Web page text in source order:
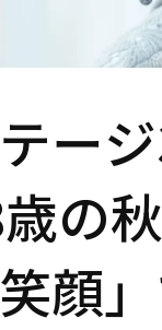
ー
の
笑顔